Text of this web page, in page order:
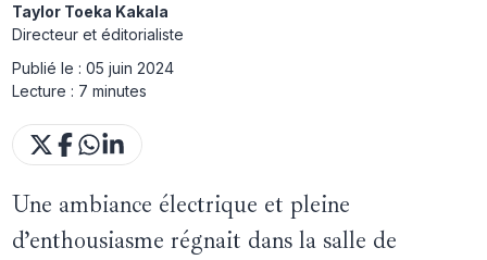
Taylor Toeka Kakala
Directeur et éditorialiste
Publié le :05 juin 2024
Lecture : 7 minutes
Une ambiance électrique et pleine
d’enthousiasme régnait dans la salle de